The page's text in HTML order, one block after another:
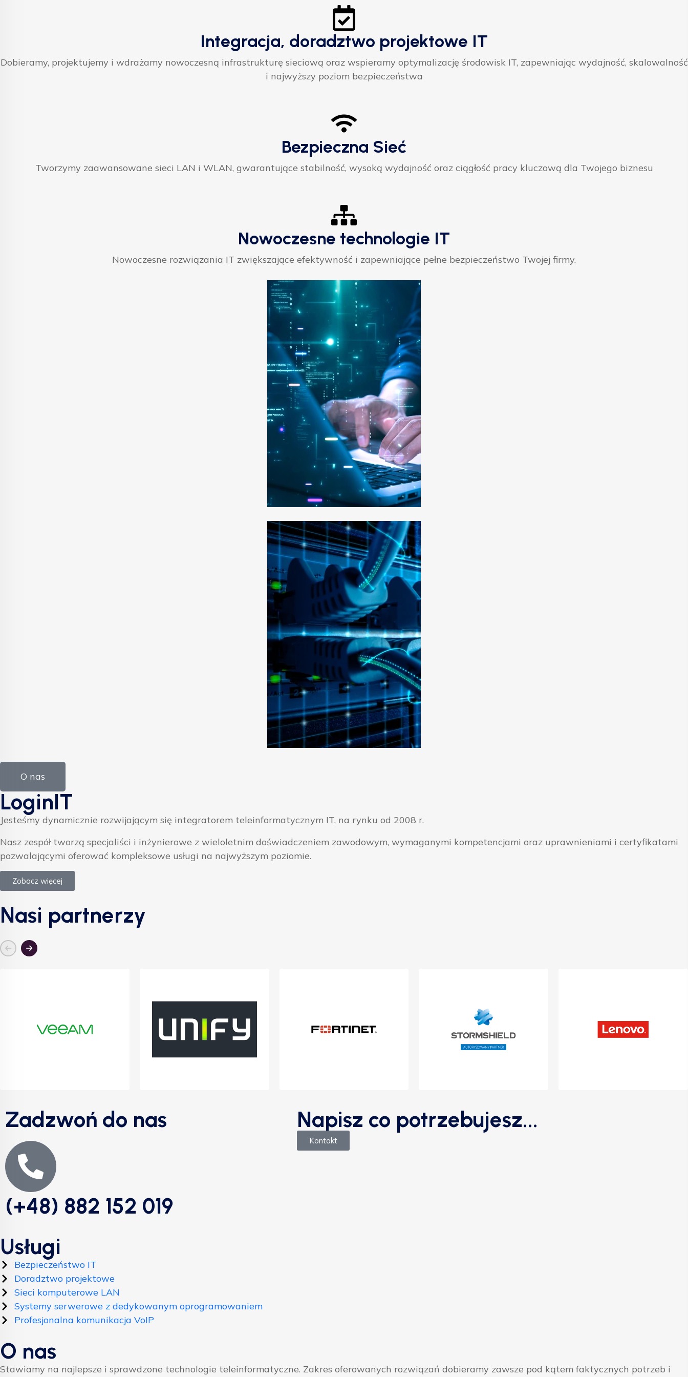
Integracja, doradztwo projektowe IT
Dobieramy, projektujemy i wdrażamy nowoczesną infrastrukturę sieciową oraz wspieramy optymalizację środowisk IT, zapewniając wydajność, skalowalność
i najwyższy poziom bezpieczeństwa
Bezpieczna Sieć
Tworzymy zaawansowane sieci LAN i WLAN, gwarantujące stabilność, wysoką wydajność oraz ciągłość pracy kluczową dla Twojego biznesu
Nowoczesne technologie IT
Nowoczesne rozwiązania IT zwiększające efektywność i zapewniające pełne bezpieczeństwo Twojej firmy.
O nas
LoginIT
Jesteśmy dynamicznie rozwijającym się integratorem teleinformatycznym IT, na rynku od 2008 r.
Nasz zespół tworzą specjaliści i inżynierowe z wieloletnim doświadczeniem zawodowym, wymaganymi kompetencjami oraz uprawnieniami i certyfikatami
pozwalającymi oferować kompleksowe usługi na najwyższym poziomie.
Zobacz więcej
Nasi partnerzy
Zadzwoń do nas
(+48) 882 152 019
Napisz co potrzebujesz...
Kontakt
Usługi
Bezpieczeństwo IT
Doradztwo projektowe
Sieci komputerowe LAN
Systemy serwerowe z dedykowanym oprogramowaniem
Profesjonalna komunikacja VoIP
O nas
Stawiamy na najlepsze i sprawdzone technologie teleinformatyczne. Zakres oferowanych rozwiązań dobieramy zawsze pod kątem faktycznych potrzeb i